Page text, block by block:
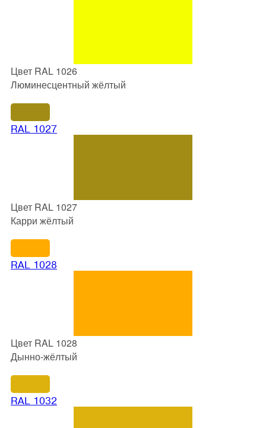
Цвет RAL 1026
Люминесцентный жёлтый
RAL 1027
Цвет RAL 1027
Карри жёлтый
RAL 1028
Цвет RAL 1028
Дынно-жёлтый
RAL 1032